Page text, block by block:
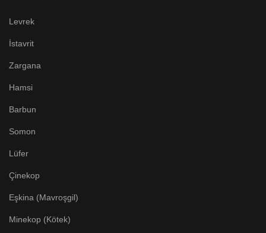
Levrek
İstavrit
Zargana
Hamsi
Barbun
Somon
Lüfer
Çinekop
Eşkina (Mavroşgil)
Minekop (Kötek)